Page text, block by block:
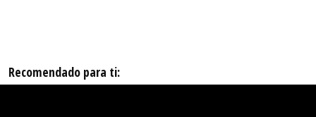
Recomendado para ti: